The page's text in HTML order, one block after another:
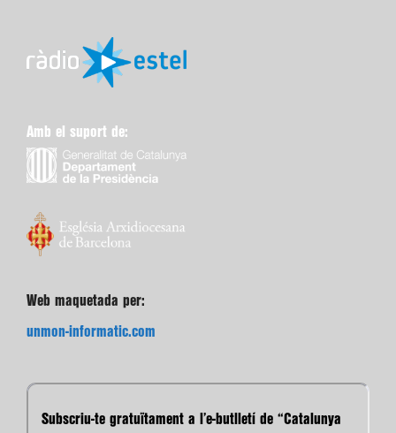
Amb el suport de:
Web maquetada per:
unmon-informatic.com
Subscriu-te gratuïtament a l’e-butlletí de “Catalunya